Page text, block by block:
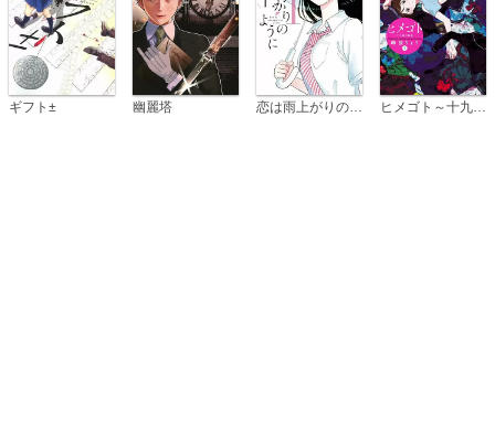
ギフト± 幽麗塔 恋は雨上がりのように ヒメゴト～十九歳の制服～